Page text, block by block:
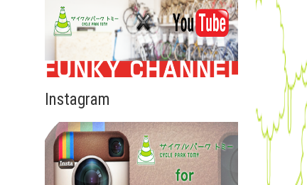
Instagram